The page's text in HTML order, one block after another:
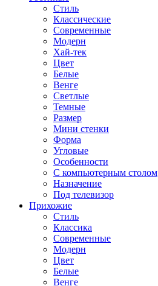
Стиль
Классические
Современные
Модерн
Хай-тек
Цвет
Белые
Венге
Светлые
Темные
Размер
Мини стенки
Форма
Угловые
Особенности
С компьютерным столом
Назначение
Под телевизор
Прихожие
Стиль
Классика
Современные
Модерн
Цвет
Белые
Венге